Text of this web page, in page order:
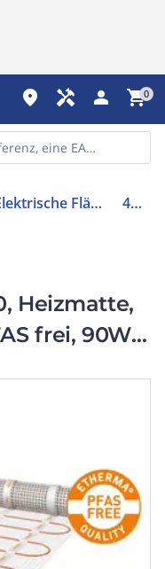
place handyman person shopping_cart0
Elektrische Flächenheizung 46108
Heizmatte,
frei, 90W,